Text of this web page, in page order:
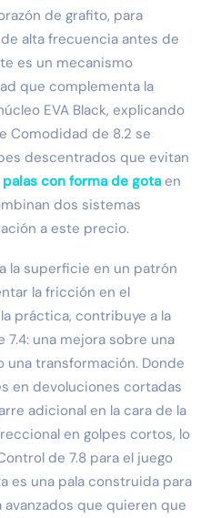
de grafito, para
alta frecuencia antes de
es un mecanismo
que complementa la
EVA Black, explicando
Comodidad de 8.2 se
descentrados que evitan
palas con forma de gotaen
dos sistemas
a este precio.
la superficie en un patrón
la fricción en el
práctica, contribuye a la
una mejora sobre una
una transformación. Donde
en devoluciones cortadas
adicional en la cara de la
en golpes cortos, lo
de 7.8 para el juego
es una pala construida para
que quieren que